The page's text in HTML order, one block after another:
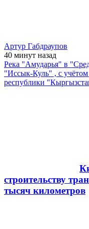
Артур Габдраупов
40 минут назад
Река "Амударья" в
"Иссык-Куль" , с учётом
республики
строительству
тысяч километров